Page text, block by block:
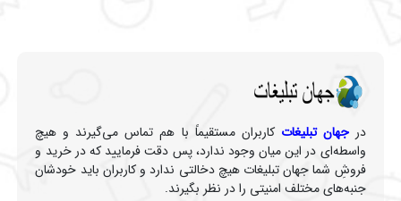
درجهان تبلیغات کاربران مستقیماً با هم تماس می‌گیرند و هیچ
واسطه‌ای در این میان وجود ندارد، پس دقت فرمایید که در خرید و
فروشِ شما جهان تبلیغات هیچ دخالتی ندارد و کاربران باید خودشان
جنبه‌های مختلف امنیتی را در نظر بگیرند.